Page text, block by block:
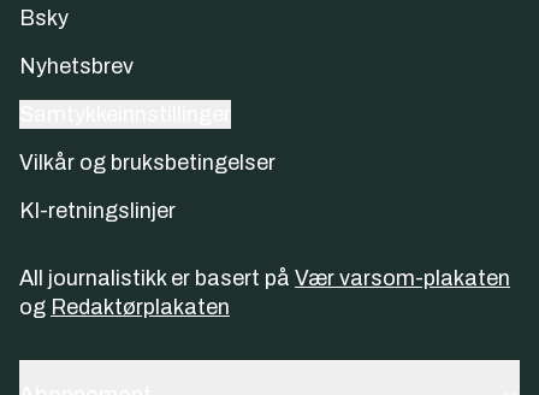
Bsky
Nyhetsbrev
Vilkår og bruksbetingelser
KI-retningslinjer
All journalistikk er basert på Vær varsom-plakaten
og Redaktørplakaten